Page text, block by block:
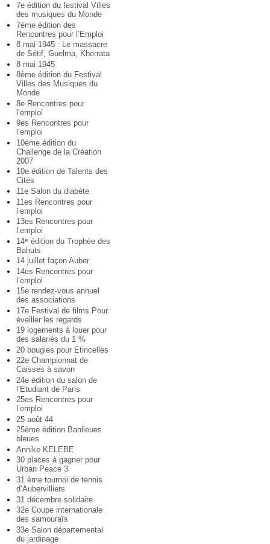
7e édition du festival Villes
des musiques du Monde
7ème édition des
Rencontres pour l’Emploi
8 mai 1945 : Le massacre
de Sétif, Guelma, Kherrata
8 mai 1945
8ème édition du Festival
Villes des Musiques du
Monde
8e Rencontres pour
l’emploi
9es Rencontres pour
l’emploi
10ème édition du
Challenge de la Création
2007
10e édition de Talents des
Cités
11e Salon du diabète
11es Rencontres pour
l’emploi
13es Rencontres pour
l’emploi
14e édition du Trophée des
Bahuts
14 juillet façon Auber
14es Rencontres pour
l’emploi
15e rendez-vous annuel
des associations
17e Festival de films Pour
éveiller les regards
19 logements à louer pour
des salariés du 1 %
20 bougies pour Etincelles
22e Championnat de
Caisses à savon
24e édition du salon de
l’Etudiant de Paris
25es Rencontres pour
l’emploi
25 août 44
25ème édition Banlieues
bleues
Annike KELEBE
30 places à gagner pour
Urban Peace 3
31 ème tournoi de tennis
d’Aubervilliers
31 décembre solidaire
32e Coupe internationale
des samouraïs
33e Salon départemental
du jardinage